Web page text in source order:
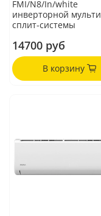
FMI/N8/In/white
инверторной мульти
сплит-системы
14700 руб
В корзину